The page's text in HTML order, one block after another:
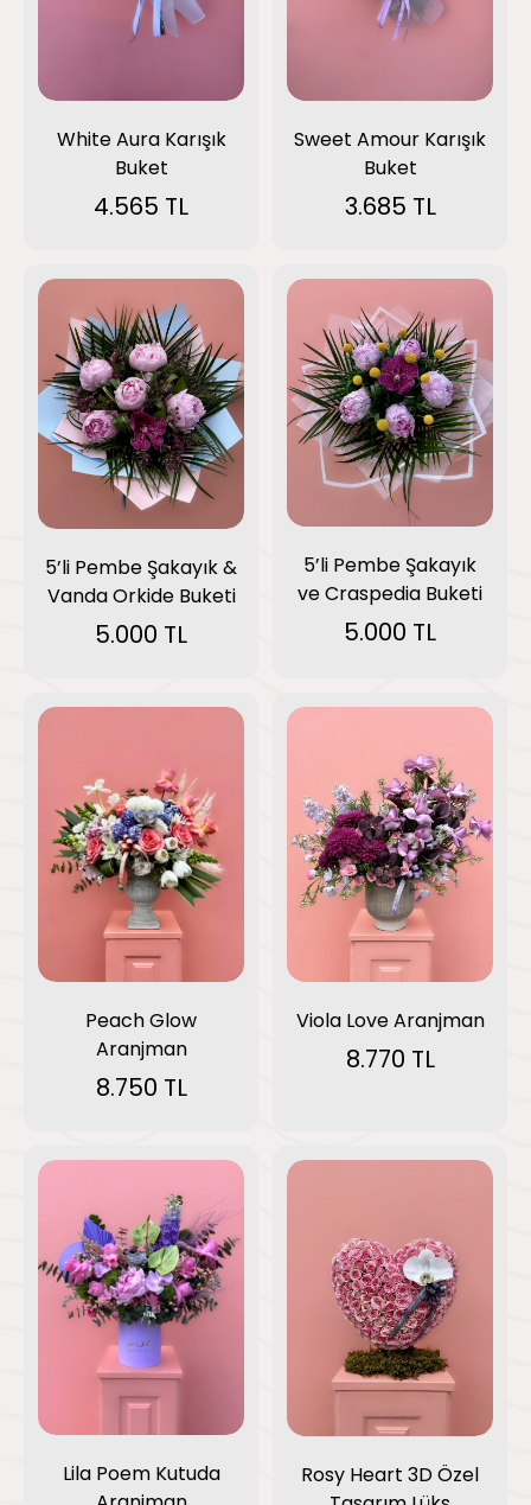
White Aura Karışık
Buket
4.565 TL
Sweet Amour Karışık
Buket
3.685 TL
5’li Pembe Şakayık &
Vanda Orkide Buketi
5.000 TL
5’li Pembe Şakayık
ve Craspedia Buketi
5.000 TL
Peach Glow
Aranjman
8.750 TL
Viola Love Aranjman
8.770 TL
Lila Poem Kutuda
Rosy Heart 3D Özel